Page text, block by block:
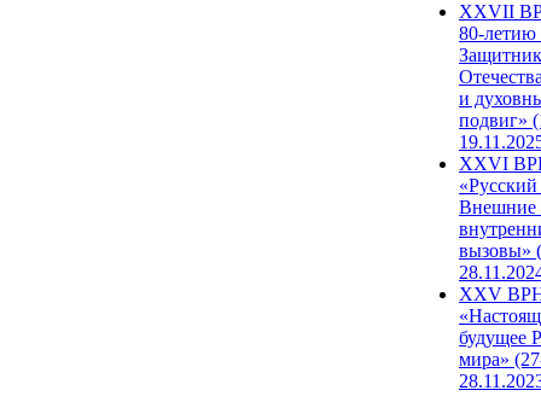
ХХVII
80-
и
подвиг»
XXVI
Внешние
вызовы»
XXV
будущее
мира»